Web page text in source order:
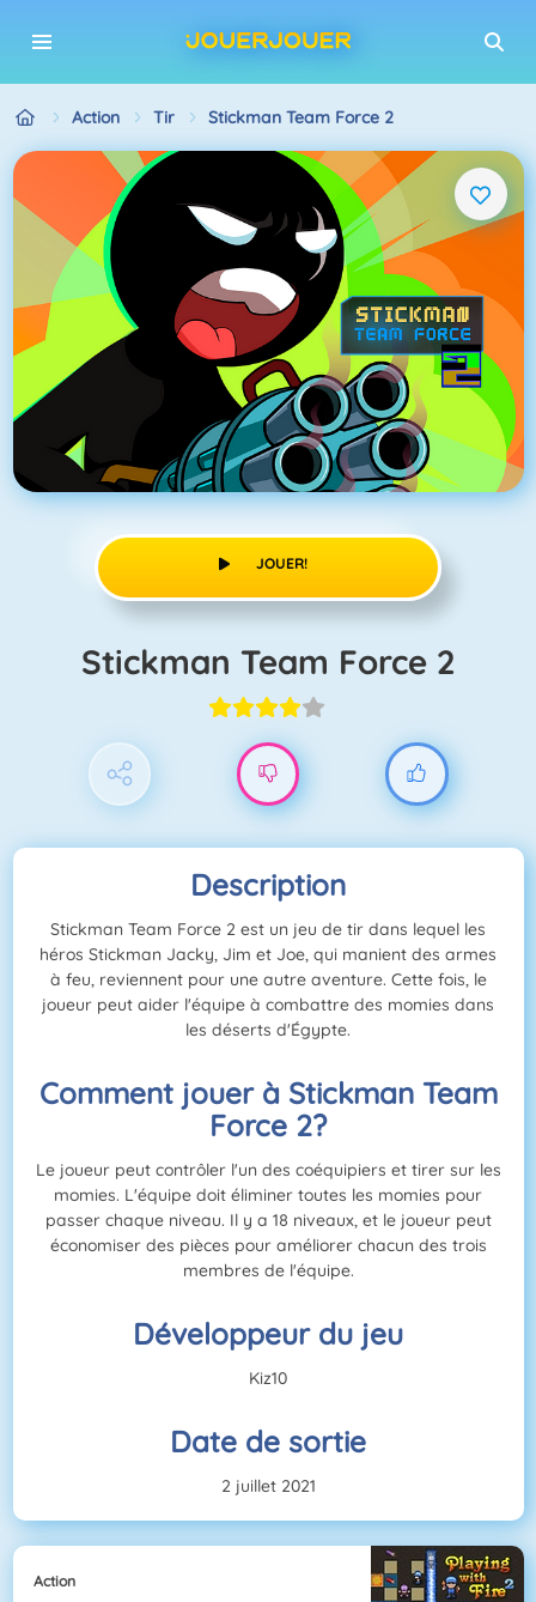
Action Tir Stickman Team Force 2
JOUER!
Stickman Team Force 2
Description
Stickman Team Force 2 est un jeu de tir dans lequel les
héros Stickman Jacky, Jim et Joe, qui manient des armes
à feu, reviennent pour une autre aventure. Cette fois, le
joueur peut aider l'équipe à combattre des momies dans
les déserts d'Égypte.
Comment jouer à Stickman Team
Force 2?
Le joueur peut contrôler l'un des coéquipiers et tirer sur les
momies. L'équipe doit éliminer toutes les momies pour
passer chaque niveau. Il y a 18 niveaux, et le joueur peut
économiser des pièces pour améliorer chacun des trois
membres de l'équipe.
Développeur du jeu
Kiz10
Date de sortie
2 juillet 2021
Action